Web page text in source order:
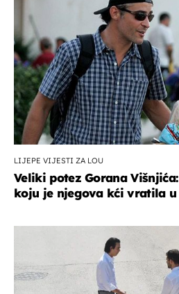
LIJEPE VIJESTI ZA LOU
Veliki potez Gorana
koju je njegova kći vratila